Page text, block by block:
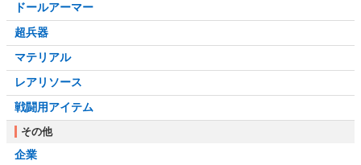
ドールアーマー
超兵器
マテリアル
レアリソース
戦闘用アイテム
その他
企業